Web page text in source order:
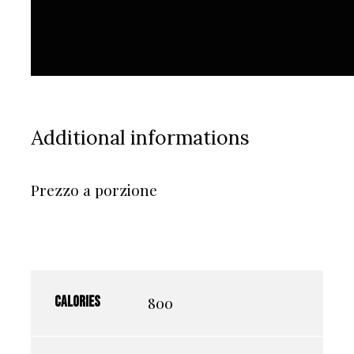
Additional informations
Prezzo a porzione
Calories 800